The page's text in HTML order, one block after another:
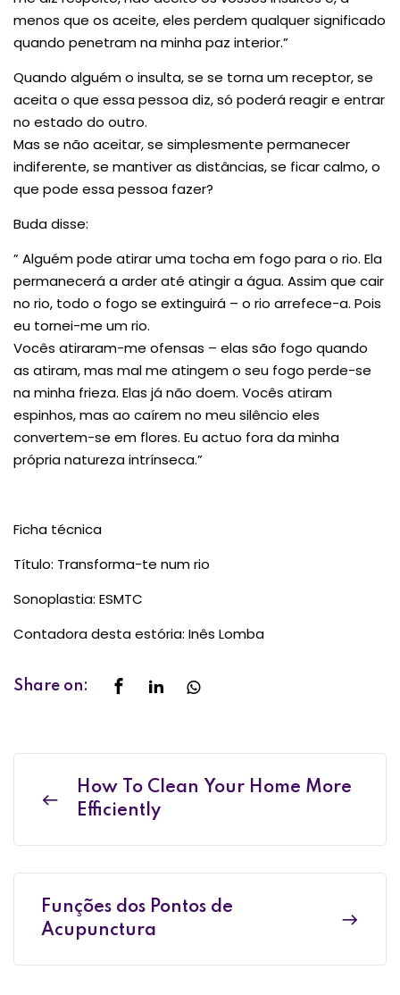
menos que os aceite, eles perdem qualquer significado
quando penetram na minha paz interior.”
Quando alguém o insulta, se se torna um receptor, se
aceita o que essa pessoa diz, só poderá reagir e entrar
no estado do outro.
Mas se não aceitar, se simplesmente permanecer
indiferente, se mantiver as distâncias, se ficar calmo, o
que pode essa pessoa fazer?
Buda disse:
” Alguém pode atirar uma tocha em fogo para o rio. Ela
permanecerá a arder até atingir a água. Assim que cair
no rio, todo o fogo se extinguirá – o rio arrefece-a. Pois
eu tornei-me um rio.
Vocês atiraram-me ofensas – elas são fogo quando
as atiram, mas mal me atingem o seu fogo perde-se
na minha frieza. Elas já não doem. Vocês atiram
espinhos, mas ao caírem no meu silêncio eles
convertem-se em flores. Eu actuo fora da minha
própria natureza intrínseca.”
Ficha técnica
Título: Transforma-te num rio
Sonoplastia: ESMTC
Contadora desta estória: Inês Lomba
Share on:
How To Clean Your Home More
Efficiently
Funções dos Pontos de
Acupunctura